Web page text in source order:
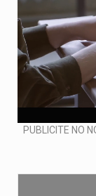
PUBLICITE NO